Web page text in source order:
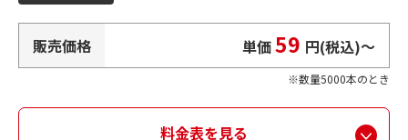
販売価格 単価59 円(税込)〜
数量5000本のとき
料金表を見る